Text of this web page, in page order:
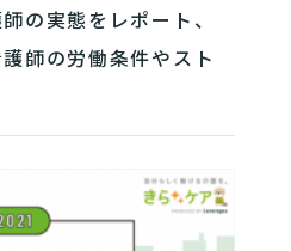
の実態をレポート、
師の労働条件やスト